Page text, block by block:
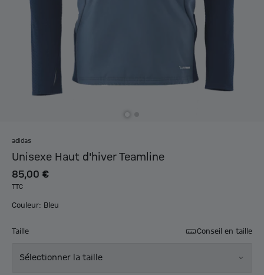
adidas
Unisexe Haut d'hiver Teamline
85,00 €
TTC
Couleur: Bleu
Taille Conseil en taille
Sélectionner la taille